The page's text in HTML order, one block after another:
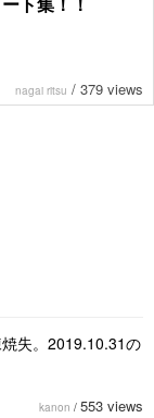
nagai ritsu / 379 views
失。2019.10.31の
kanon / 553 views